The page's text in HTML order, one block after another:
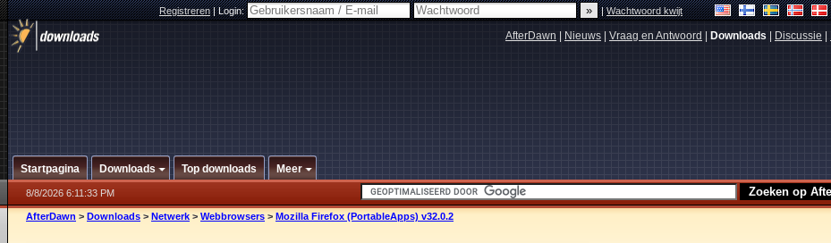
Registreren|Login: |Wachtwoord kwijt
AfterDawn Nieuws Vraag en Antwoord Downloads Discussie
Startpagina Downloads Top downloads Meer
8/8/2026 6:11:33 PM
AfterDawn > Downloads > Netwerk > Webbrowsers > Mozilla Firefox (PortableApps) v32.0.2